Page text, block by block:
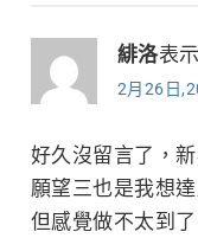
緋洛表
2月26日
好久沒留言了，
願望三也是我想
但感覺做不太到